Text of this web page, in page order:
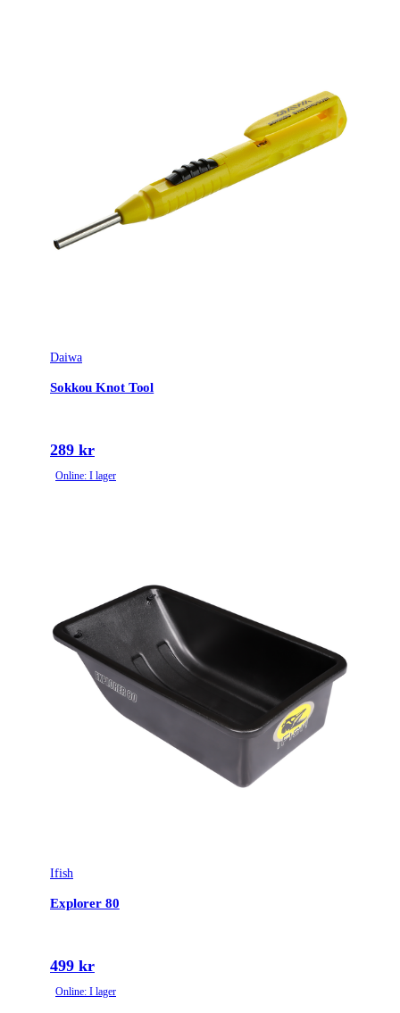
Daiwa
Sokkou Knot Tool
289 kr
Online: I lager
Ifish
Explorer 80
499 kr
Online: I lager